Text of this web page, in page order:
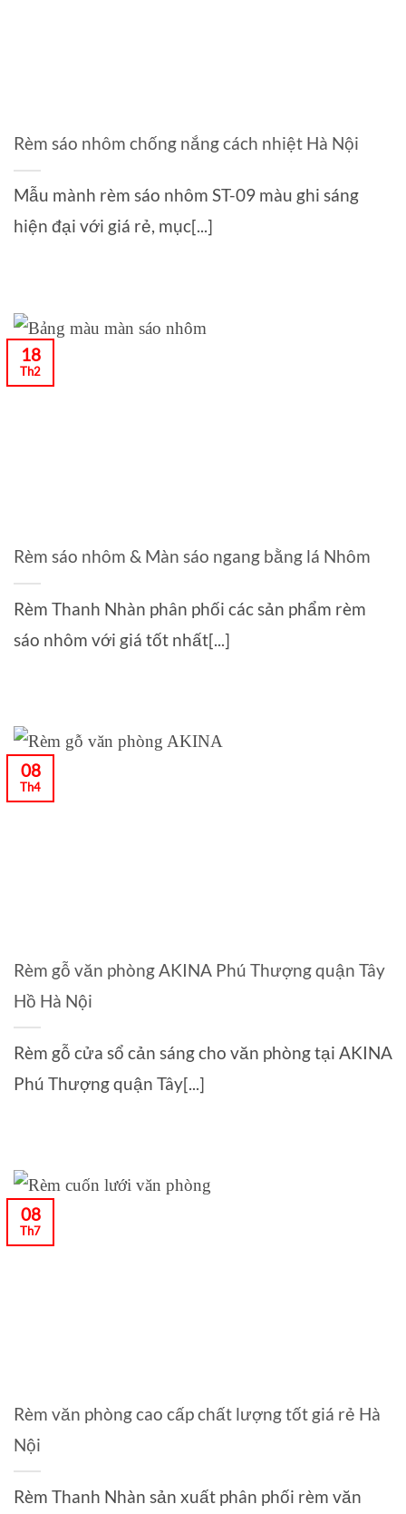
Rèm sáo nhôm chống nắng cách nhiệt Hà Nội
Mẫu mành rèm sáo nhôm ST-09 màu ghi sáng
hiện đại với giá rẻ, mục[...]
Rèm sáo nhôm & Màn sáo ngang bằng lá Nhôm
Rèm Thanh Nhàn phân phối các sản phẩm rèm
sáo nhôm với giá tốt nhất[...]
18
Th2
Rèm gỗ văn phòng AKINA Phú Thượng quận Tây
Hồ Hà Nội
Rèm gỗ cửa sổ cản sáng cho văn phòng tại AKINA
Phú Thượng quận Tây[...]
08
Th4
Rèm văn phòng cao cấp chất lượng tốt giá rẻ Hà
Nội
Rèm Thanh Nhàn sản xuất phân phối rèm văn
08
Th7